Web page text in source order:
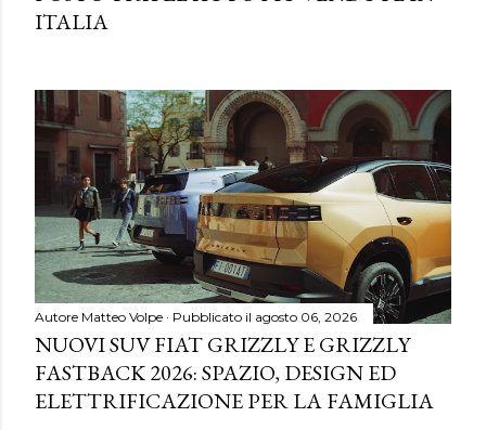
ITALIA
Autore Matteo Volpe Pubblicato il agosto 06, 2026
NUOVI SUV FIAT GRIZZLY E GRIZZLY
FASTBACK 2026: SPAZIO, DESIGN ED
ELETTRIFICAZIONE PER LA FAMIGLIA